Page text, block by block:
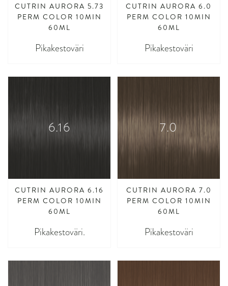
CUTRIN AURORA 5.73
PERM COLOR 10MIN
60ML
Pikakestoväri
CUTRIN AURORA 6.0
PERM COLOR 10MIN
60ML
Pikakestoväri
6.16
CUTRIN AURORA 6.16
PERM COLOR 10MIN
60ML
Pikakestoväri.
7.0
CUTRIN AURORA 7.0
PERM COLOR 10MIN
60ML
Pikakestoväri